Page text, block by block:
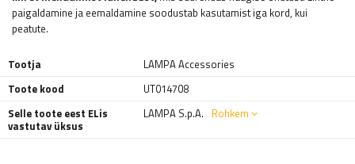
paigaldamine ja eemaldamine soodustab kasutamist iga kord, kui
peatute.
Tootja
LAMPA Accessories
Toote kood
UT014708
Selle toote eest ELis
vastutav üksus
LAMPA S.p.A. Rohkem